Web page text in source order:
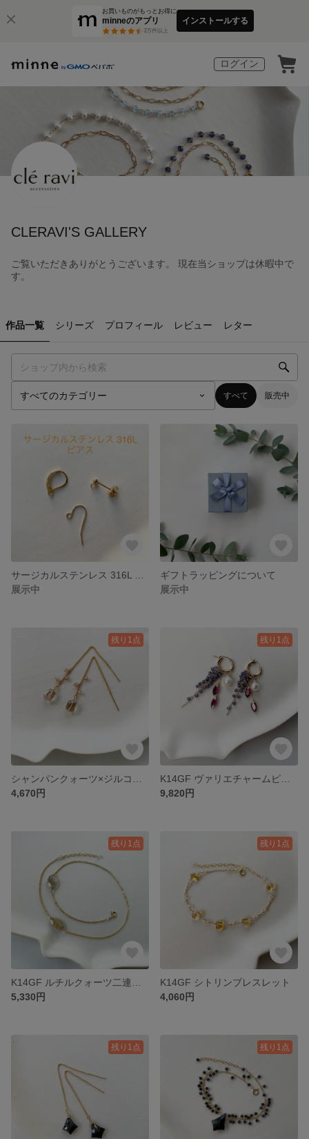
お買いものがもっとお得に
minneのアプリ
3万件以上
インストールする
ログイン
CLERAVI'S GALLERY
ご覧いただきありがとうございます。 現在当ショップは休暇中で
す。
作品一覧 シリーズ プロフィール レビュー レター
すべて 販売中
展示中
ギフトラッピングについて
展示中
残り1点
4,670円
残り1点
9,820円
残り1点
5,330円
残り1点
K14GF シトリンブレスレット
4,060円
残り1点 残り1点